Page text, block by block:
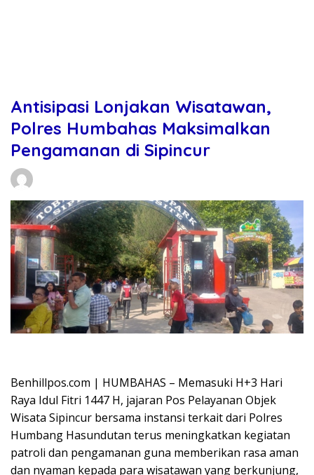
Antisipasi Lonjakan Wisatawan,
Polres Humbahas Maksimalkan
Pengamanan di Sipincur
Benhillpos.com | HUMBAHAS – Memasuki H+3 Hari
Raya Idul Fitri 1447 H, jajaran Pos Pelayanan Objek
Wisata Sipincur bersama instansi terkait dari Polres
Humbang Hasundutan terus meningkatkan kegiatan
patroli dan pengamanan guna memberikan rasa aman
dan nyaman kepada para wisatawan yang berkunjung,